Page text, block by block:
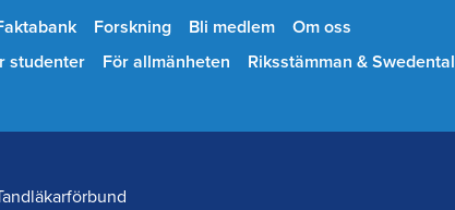
Forskning Bli medlem
Om oss
studenter För allmänheten Riksstämman & Swedental